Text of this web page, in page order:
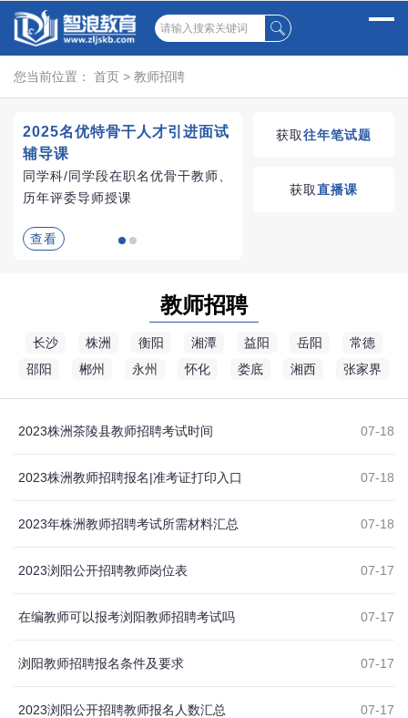
您当前位置： 首页 > 教师招聘
2025名优特骨干人才引进面试
辅导课
同学科/同学段在职名优骨干教师、
历年评委导师授课
查看
湖南教师招聘考试优
获取往年笔试题
获取直播课
教师招聘
长沙 株洲 衡阳 湘潭 益阳 岳阳
常德
邵阳
郴州 永州 怀化 娄底 湘西 张家界
07-18
2023株洲茶陵县教师招聘考试时间
07-18
2023株洲教师招聘报名|准考证打印入口
07-18
2023年株洲教师招聘考试所需材料汇总
07-17
2023浏阳公开招聘教师岗位表
07-17
在编教师可以报考浏阳教师招聘考试吗
07-17
浏阳教师招聘报名条件及要求
07-17
2023浏阳公开招聘教师报名人数汇总